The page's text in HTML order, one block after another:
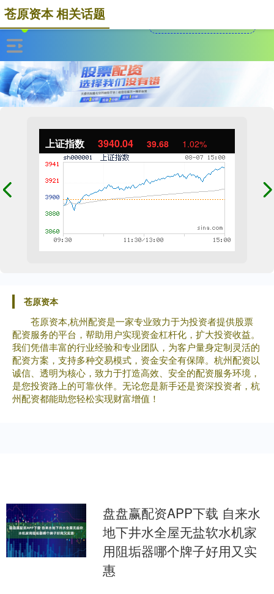
上证指数 3940.04 39.68 1.02%
苍原资本
苍原资本,杭州配资是一家专业致力于为投资者提供股票
配资服务的平台，帮助用户实现资金杠杆化，扩大投资收益。
我们凭借丰富的行业经验和专业团队，为客户量身定制灵活的
配资方案，支持多种交易模式，资金安全有保障。杭州配资以
诚信、透明为核心，致力于打造高效、安全的配资服务环境，
是您投资路上的可靠伙伴。无论您是新手还是资深投资者，杭
州配资都能助您轻松实现财富增值！
苍原资本 相关话题
盘盘赢配资APP下载 自来水
地下井水全屋无盐软水机家
用阻垢器哪个牌子好用又实
惠